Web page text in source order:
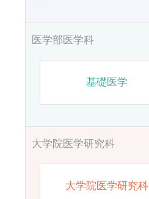
医学部医学科
基礎医学
大学院医学研究科
大学院医学研究科